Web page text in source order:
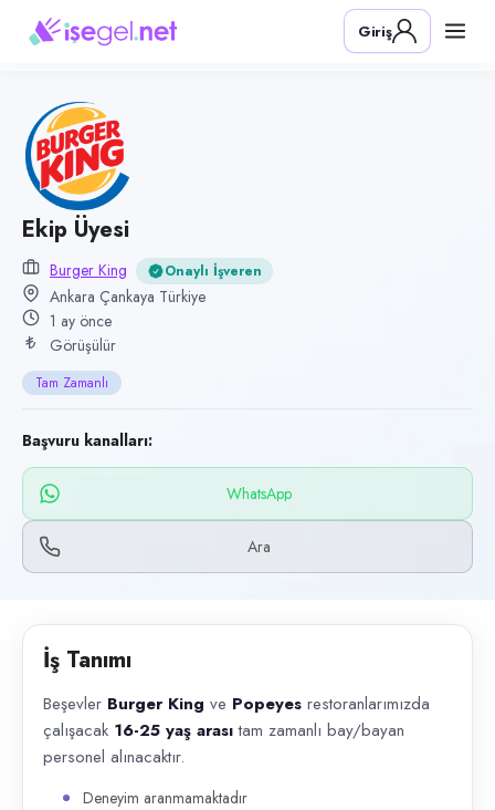
Pozisyon
Ekip Üyesi
Burger King
Kategori
Yiyecek & İçecek (Restoran/Cafe)
Konum
Çankaya, Ankara
Çalışma şekli
Tam Zamanlı
Yayın tarihi
19 Haziran 2026
Son geçerlilik
17 Eylül 2026
Başvuru kanalları
WhatsApp, Telefon
Beşevler Burger King ve Popeyes restoranlarımızda çalışacak 16-
Giriş
Ekip Üyesi
Burger King Onaylı İşveren
Ankara Çankaya Türkiye
1 ay önce
Görüşülür
Tam Zamanlı
Başvuru kanalları:
WhatsApp
Ara
İş Tanımı
Beşevler Burger King ve Popeyes restoranlarımızda
çalışacak 16-25 yaş arasıtam zamanlı bay/bayan
personel alınacaktır.
Deneyim aranmamaktadır